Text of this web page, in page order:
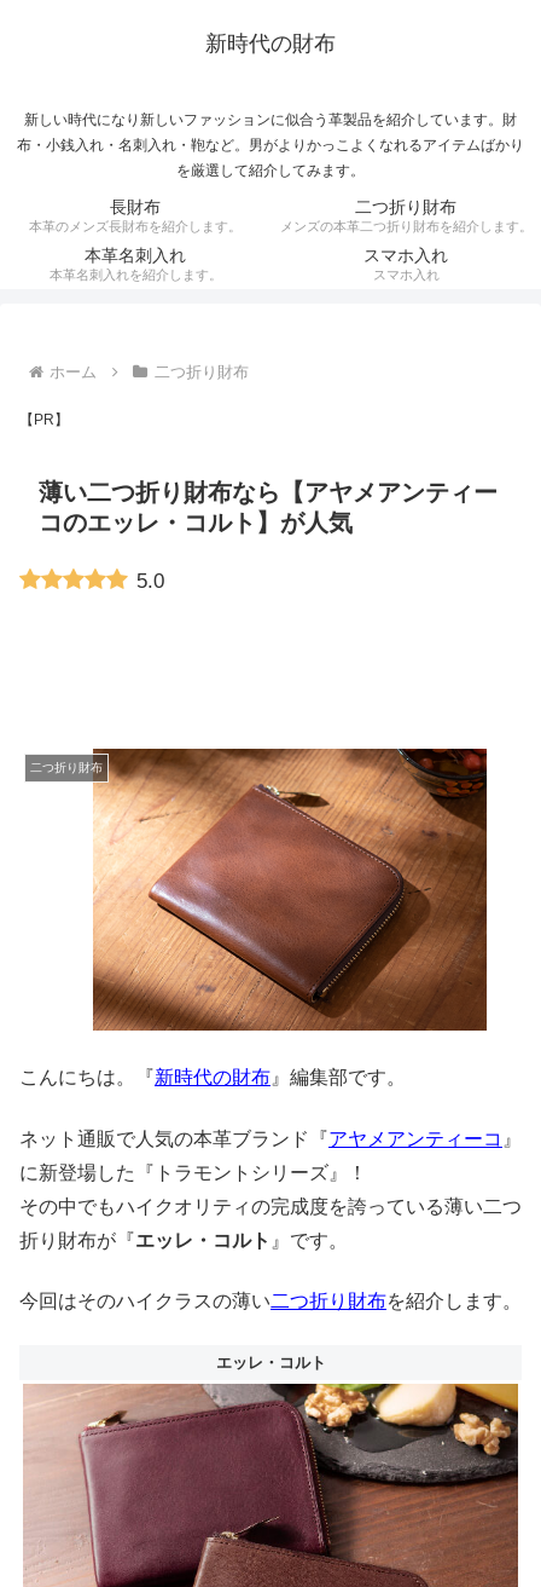
新時代の財布
新しい時代になり新しいファッションに似合う革製品を紹介しています。財
布・小銭入れ・名刺入れ・鞄など。男がよりかっこよくなれるアイテムばかり
を厳選して紹介してみます。
長財布
本革のメンズ長財布を紹介します。
二つ折り財布
メンズの本革二つ折り財布を紹介します。
本革名刺入れ
本革名刺入れを紹介します。
スマホ入れ
スマホ入れ
ホーム 二つ折り財布
【PR】
薄い二つ折り財布なら【アヤメアンティー
コのエッレ・コルト】が人気
5.0
二つ折り財布
こんにちは。『新時代の財布 』編集部です。
ネット通販で人気の本革ブランド『アヤメアンティーコ 』
に新登場した『トラモントシリーズ』！
その中でもハイクオリティの完成度を誇っている薄い二つ
折り財布が『エッレ・コルト 』です。
今回はそのハイクラスの薄い二つ折り財布を紹介します。
エッレ・コルト